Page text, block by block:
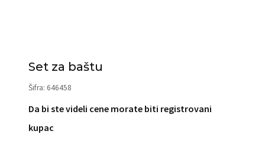
Set za baštu
Šifra: 646458
Da bi ste videli cene morate biti registrovani
kupac